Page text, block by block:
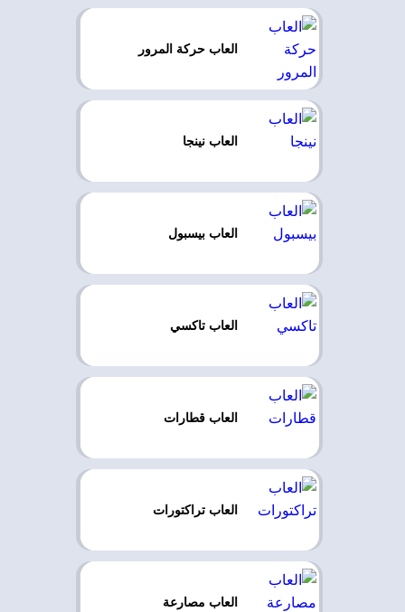
العاب حركة المرور
العاب نينجا
العاب بيسبول
العاب تاكسي
العاب قطارات
العاب تراكتورات
العاب مصارعة